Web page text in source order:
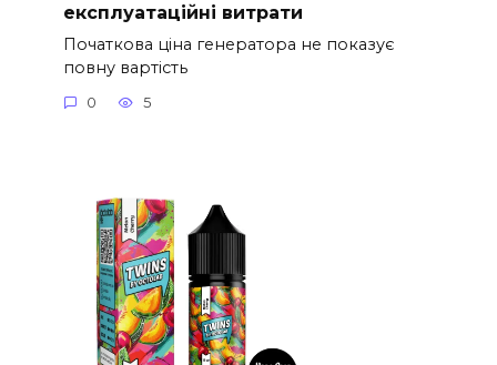
експлуатаційні витрати
Початкова ціна генератора не показує
повну вартість
0 5